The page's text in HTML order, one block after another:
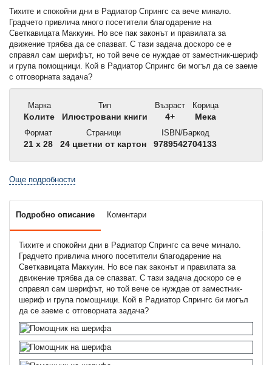
Тихите и спокойни дни в Радиатор Спрингс са вече минало.
Градчето привлича много посетители благодарение на
Светкавицата Маккуин. Но все пак законът и правилата за
движение трябва да се спазват. С тази задача доскоро се е
справял сам шерифът, но той вече се нуждае от заместник-шериф
и група помощници. Кой в Радиатор Спрингс би могъл да се заеме
с отговорната задача?
Марка
Колите
Тип
Илюстровани книги
Възраст
4+
Корица
Мека
Формат
21 x 28
Страници
24 цветни от картон
ISBN/Баркод
9789542704133
Още подробности
Подробно описание Коментари
Тихите и спокойни дни в Радиатор Спрингс са вече минало.
Градчето привлича много посетители благодарение на
Светкавицата Маккуин. Но все пак законът и правилата за
движение трябва да се спазват. С тази задача доскоро се е
справял сам шерифът, но той вече се нуждае от заместник-
шериф и група помощници. Кой в Радиатор Спрингс би могъл
да се заеме с отговорната задача?